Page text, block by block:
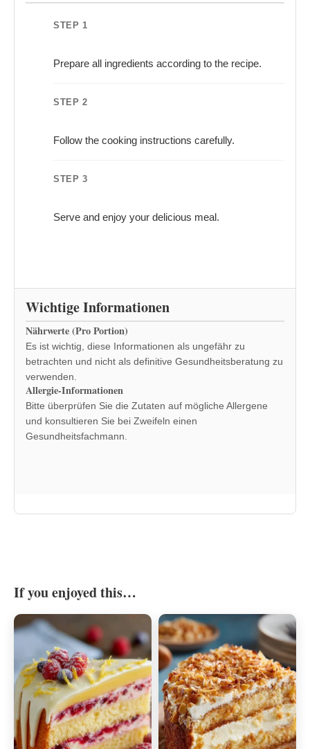
STEP 1
Prepare all ingredients according to the recipe.
STEP 2
Follow the cooking instructions carefully.
STEP 3
Serve and enjoy your delicious meal.
Wichtige Informationen
Nährwerte (Pro Portion)
Es ist wichtig, diese Informationen als ungefähr zu
betrachten und nicht als definitive Gesundheitsberatung zu
verwenden.
Allergie-Informationen
Bitte überprüfen Sie die Zutaten auf mögliche Allergene
und konsultieren Sie bei Zweifeln einen
Gesundheitsfachmann.
If you enjoyed this…